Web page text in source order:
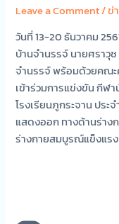
Leave a Comment/ข่
วันที่ 13-20 ธันวาคม
บ้านจำนรรจ์ นายศราวุ
จำนรรจ์ พร้อมด้วยคณะ
เข้าร่วมการแข่งขัน กีฬ
โรงเรียนภูกระจาน ประ
แสดงออก ทางด้านร่า
ร่างกายสมบูรณ์แข็งแร